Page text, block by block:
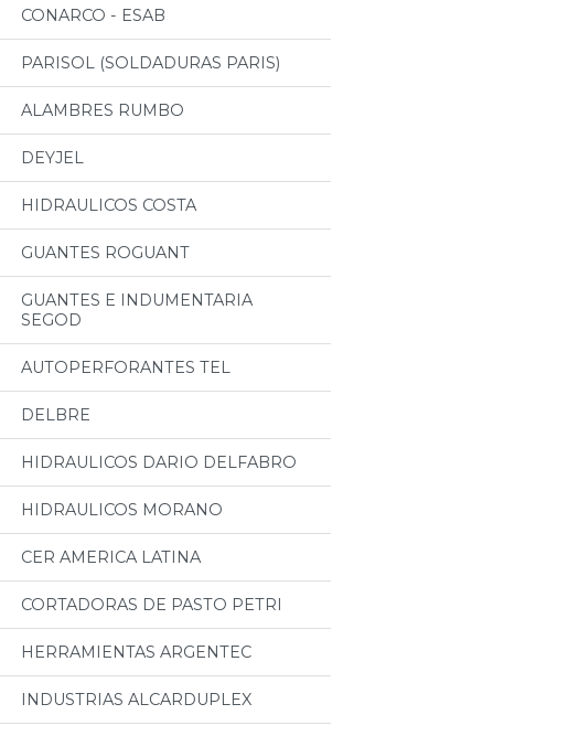
CONARCO - ESAB
PARISOL (SOLDADURAS PARIS)
ALAMBRES RUMBO
DEYJEL
HIDRAULICOS COSTA
GUANTES ROGUANT
GUANTES E INDUMENTARIA
SEGOD
AUTOPERFORANTES TEL
DELBRE
HIDRAULICOS DARIO DELFABRO
HIDRAULICOS MORANO
CER AMERICA LATINA
CORTADORAS DE PASTO PETRI
HERRAMIENTAS ARGENTEC
INDUSTRIAS ALCARDUPLEX